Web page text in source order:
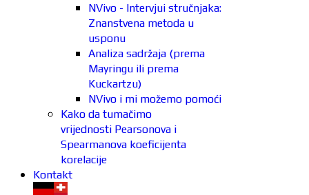
NVivo - Intervjui stručnjaka:
Znanstvena metoda u
usponu
Analiza sadržaja (prema
Mayringu ili prema
Kuckartzu)
NVivo i mi možemo pomoći
Kako da tumačimo
vrijednosti Pearsonova i
Spearmanova koeficijenta
korelacije
Kontakt